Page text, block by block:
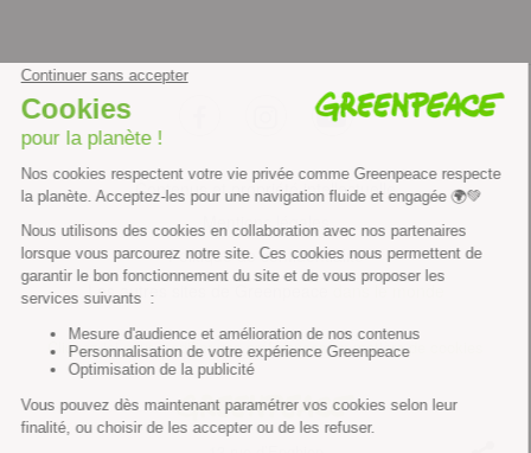
instagramyoutube
Contenus et propriété intellectuelle
Mentions légales
Politique de confidentialité
Les autres sites de Greenpeace
dans le monde
Cliquez-ici pour modifier vos préférences en matière de cookies
Greenpeace